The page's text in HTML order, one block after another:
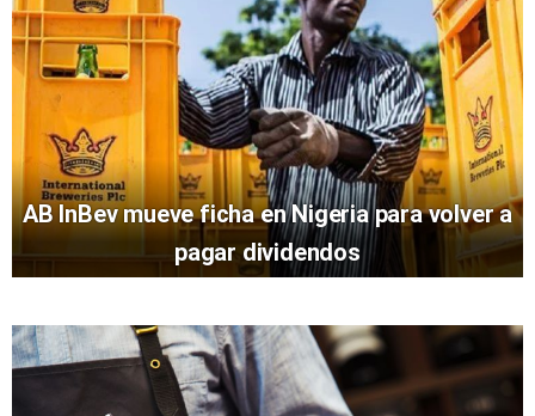
AB InBev mueve ficha en Nigeria para volver a
pagar dividendos